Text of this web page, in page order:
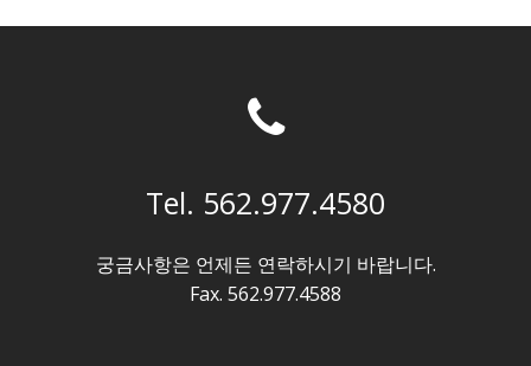
Tel. 562.977.4580
궁금사항은 언제든 연락하시기 바랍니다.
Fax. 562.977.4588